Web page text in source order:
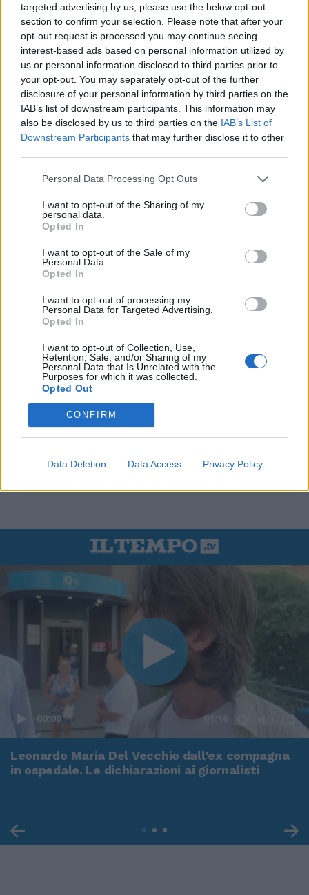
targeted advertising by us, please use the below opt-out
section to confirm your selection. Please note that after your
opt-out request is processed you may continue seeing
interest-based ads based on personal information utilized by
us or personal information disclosed to third parties prior to
your opt-out. You may separately opt-out of the further
disclosure of your personal information by third parties on the
IAB’s list of downstream participants. This information may
also be disclosed by us to third parties on the IAB’s List of
Downstream Participants that may further disclose it to other
Personal Data Processing Opt Outs
I want to opt-out of the Sharing of my
personal data.
Opted In
I want to opt-out of the Sale of my
Personal Data.
Opted In
I want to opt-out of processing my
Personal Data for Targeted Advertising.
Opted In
I want to opt-out of Collection, Use,
Retention, Sale, and/or Sharing of my
Personal Data that Is Unrelated with the
Purposes for which it was collected.
Opted Out
CONFIRM
Data Deletion Data Access Privacy Policy
00:00 01:16
Leonardo Maria Del Vecchio dall'ex compagna
in ospedale. Le dichiarazioni ai giornalisti